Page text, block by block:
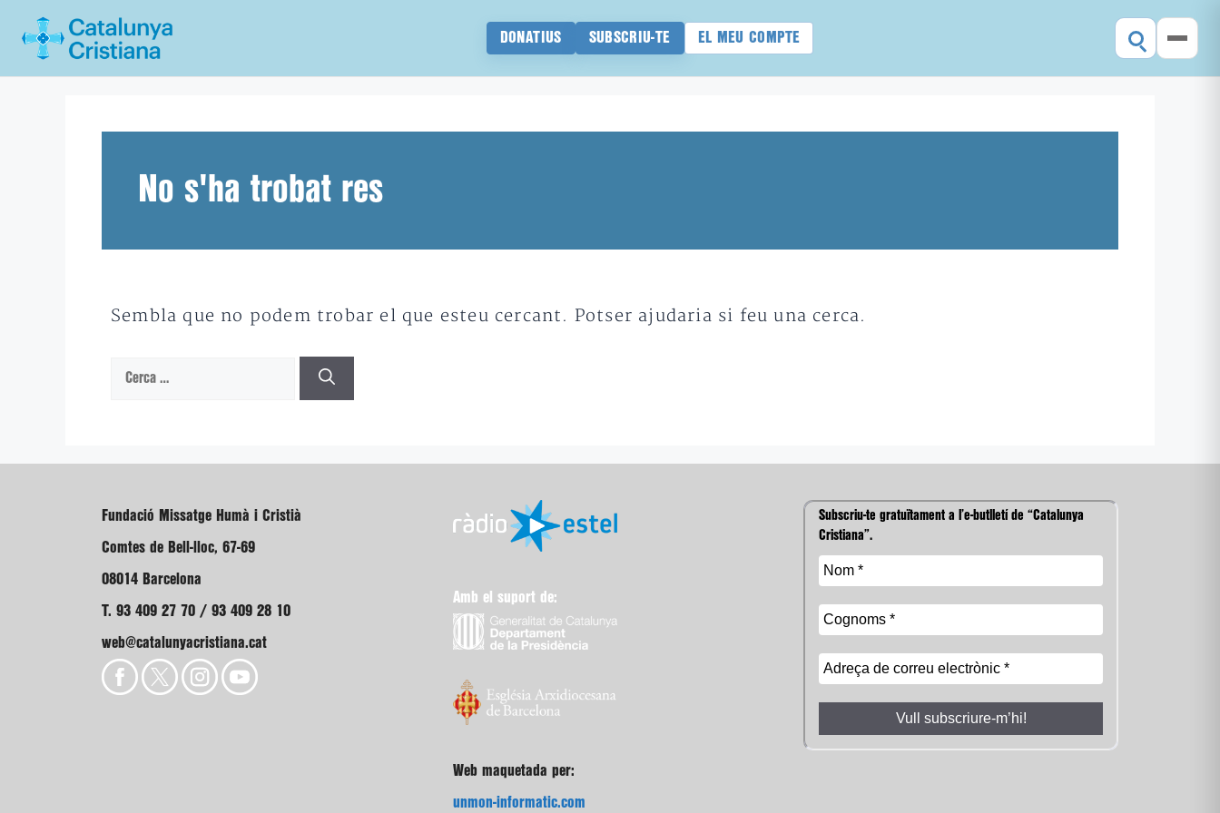
DONATIUS SUBSCRIU-TE EL MEU COMPTE
No s'ha trobat res
Sembla que no podem trobar el que esteu cercant. Potser ajudaria si feu una cerca.
Cerca:
Fundació Missatge Humà i Cristià
Comtes de Bell-lloc, 67-69
08014 Barcelona
T. 93 409 27 70 / 93 409 28 10
web@catalunyacristiana.cat
Amb el suport de:
Web maquetada per:
unmon-informatic.com
Subscriu-te gratuïtament a l’e-butlletí de “Catalunya
Cristiana”.